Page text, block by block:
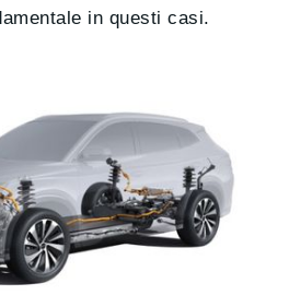
in questi casi.